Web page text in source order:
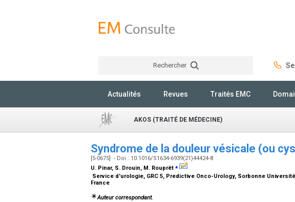
Rechercher
Actualités Revues Traités EMC
AKOS (TRAITÉ DE MÉDECINE)
Syndrome de la douleur vésicale (ou
[5-0675] - Doi : 10.1016/S1634-6939(21)44424-8
U. Pinar, S. Drouin, M. Rouprêt ⁎
Service d'urologie, GRC 5, Predictive Onco-Urology, Sorbonne
France
Auteur correspondant.